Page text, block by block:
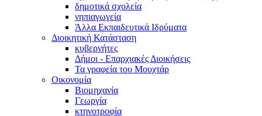
δημοτικά σχολεία
νηπιαγωγεία
Άλλα Εκπαιδευτικά Ιδρύματα
Διοικητική Κατάσταση
κυβερνήτες
Δήμοι - Επαρχιακές Διοικήσεις
Τα γραφεία του Μουχτάρ
Οικονομία
Βιομηχανία
Γεωργία
κτηνοτροφία